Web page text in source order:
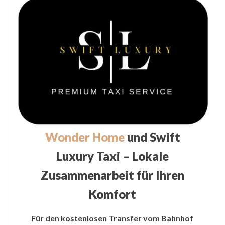
Wonder Homeund Swift
Luxury Taxi – Lokale
Zusammenarbeit für Ihren
Komfort
Für den kostenlosen Transfer vom Bahnhof